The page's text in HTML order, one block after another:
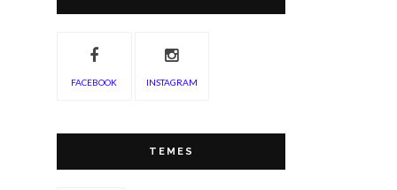
FACEBOOK INSTAGRAM
TEMES